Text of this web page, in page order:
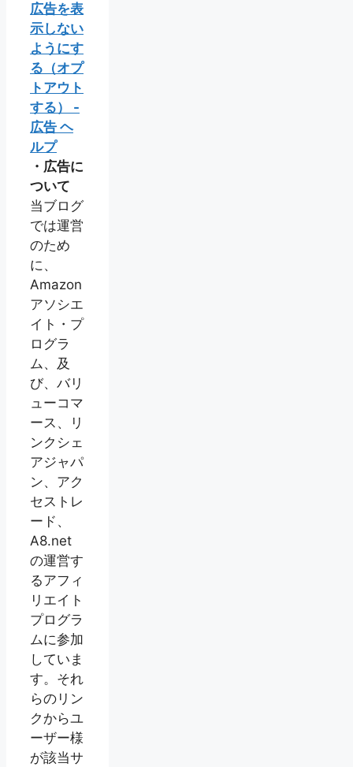
広告を表
示しない
ようにす
る（オプ
トアウト
する） -
広告 ヘ
ルプ
・広告に
ついて
当ブログ
では運営
のため
に、
Amazon
アソシエ
イト・プ
ログラ
ム、及
び、バリ
ューコマ
ース、リ
ンクシェ
アジャパ
ン、アク
セストレ
ード、
A8.net
の運営す
るアフィ
リエイト
プログラ
ムに参加
していま
す。それ
らのリン
クからユ
ーザー様
が該当サ